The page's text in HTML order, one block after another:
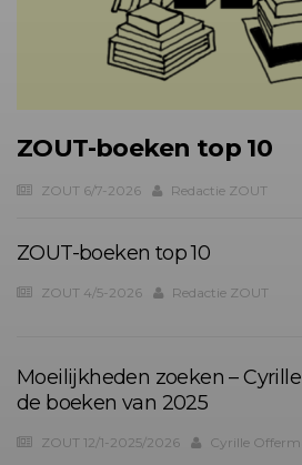
ZOUT-boeken top 10
ZOUT 6/7-2026 Redactie ZOUT
ZOUT-boeken top 10
ZOUT 4/5-2026 Redactie ZOUT
Moeilijkheden zoeken –
de boeken van 2025
ZOUT 12/1-2025/2026 Cyrille